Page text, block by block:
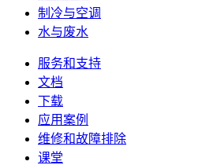
制冷与空调
水与废水
服务和支持
文档
下载
应用案例
维修和故障排除
课堂